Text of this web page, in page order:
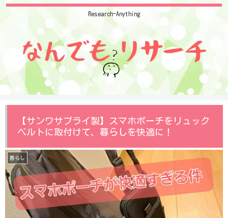
Research-Anything
【サンワサプライ製】スマホポーチをリュック
ベルトに取付けて、暮らしを快適に！
暮らし